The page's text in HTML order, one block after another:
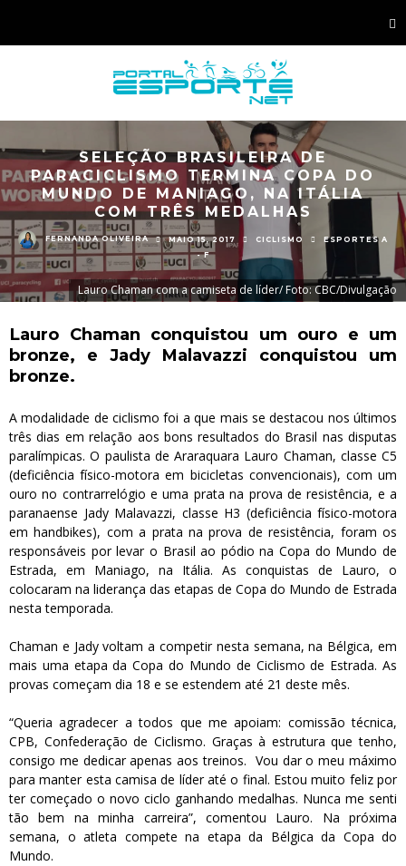
SELEÇÃO BRASILEIRA DE
PARACICLISMO TERMINA COPA DO
MUNDO DE MANIAGO, NA ITÁLIA
COM TRÊS MEDALHAS
FERNANDA OLIVEIRA MAIO 15, 2017 CICLISMO
ESPORTES A
- F
Lauro Chaman com a camiseta de líder/ Foto: CBC/Divulgação
Lauro Chaman conquistou um ouro e um
bronze, e Jady Malavazzi conquistou um
bronze.
A modalidade de ciclismo foi a que mais se destacou nos últimos
três dias em relação aos bons resultados do Brasil nas disputas
paralímpicas. O paulista de Araraquara Lauro Chaman, classe C5
(deficiência físico-motora em bicicletas convencionais), com um
ouro no contrarrelógio e uma prata na prova de resistência, e a
paranaense Jady Malavazzi, classe H3 (deficiência físico-motora
em handbikes), com a prata na prova de resistência, foram os
responsáveis por levar o Brasil ao pódio na Copa do Mundo de
Estrada, em Maniago, na Itália. As conquistas de Lauro, o
colocaram na liderança das etapas de Copa do Mundo de Estrada
nesta temporada.
Chaman e Jady voltam a competir nesta semana, na Bélgica, em
mais uma etapa da Copa do Mundo de Ciclismo de Estrada. As
provas começam dia 18 e se estendem até 21 deste mês.
“Queria agradecer a todos que me apoiam: comissão técnica,
CPB, Confederação de Ciclismo. Graças à estrutura que tenho,
consigo me dedicar apenas aos treinos. Vou dar o meu máximo
para manter esta camisa de líder até o final. Estou muito feliz por
ter começado o novo ciclo ganhando medalhas. Nunca me senti
tão bem na minha carreira”, comentou Lauro. Na próxima
semana, o atleta compete na etapa da Bélgica da Copa do
Mundo.